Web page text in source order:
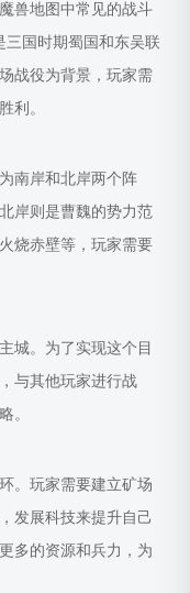
兽地图中常见的战斗
三国时期蜀国和东吴联
战役为背景，玩家需
利。
南岸和北岸两个阵
岸则是曹魏的势力范
烧赤壁等，玩家需要
城。为了实现这个目
与其他玩家进行战
。
。玩家需要建立矿场
发展科技来提升自己
多的资源和兵力，为